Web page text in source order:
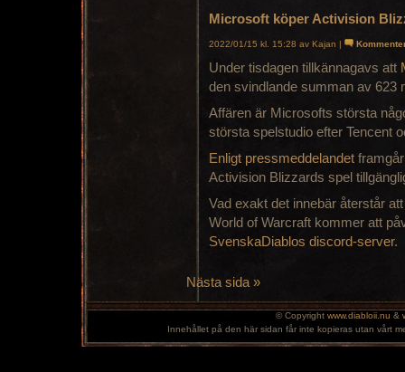
Microsoft köper Activision
2022/01/15 kl. 15:28 av Kajan |
Under tisdagen tillkännagavs att
den svindlande summan av 623
Affären är Microsofts största
största spelstudio efter Tencent
Enligt pressmeddelandet
Activision Blizzards spel
Vad exakt det innebär återstår
World of Warcraft kommer att
SvenskaDiablos discord-server.
Nästa sida »
© Copyright www.diabloii.nu &
Innehållet på den här sidan får inte kopieras utan vårt